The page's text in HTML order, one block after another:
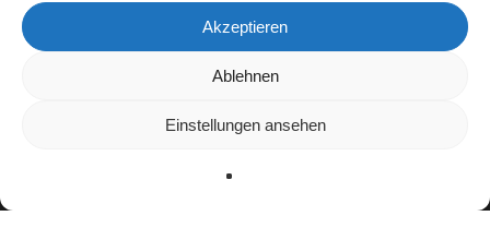
Akzeptieren
Ablehnen
Einstellungen ansehen
Wir verwenden Cookies, um dir die bestmögliche Erfahrung auf
kannst du erfahren, welche Cookies wir
verwenden oder sie ausschalten.